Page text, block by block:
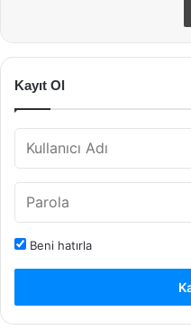
Kayıt Ol
Beni hatırla